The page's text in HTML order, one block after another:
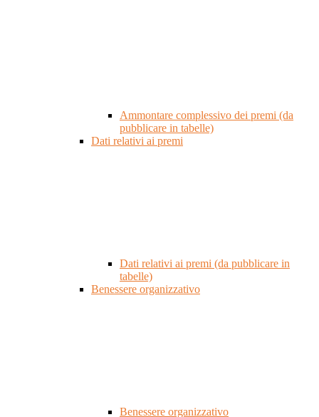
Ammontare complessivo dei premi (da
pubblicare in tabelle)
Dati relativi ai premi
Dati relativi ai premi (da pubblicare in
tabelle)
Benessere organizzativo
Benessere organizzativo